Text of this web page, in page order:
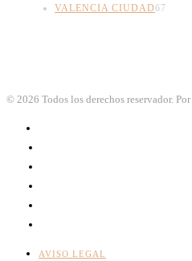
VALENCIA CIUDAD67
© 2026 Todos los derechos reservador. Por
AVISO LEGAL